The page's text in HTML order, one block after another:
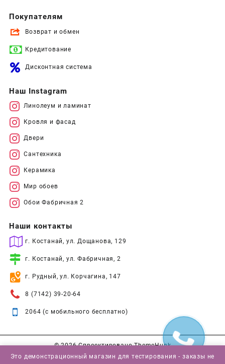
Покупателям
Возврат и обмен
Кредитование
Дисконтная система
Наш Instagram
Линолеум и ламинат
Кровля и фасад
Двери
Сантехника
Керамика
Мир обоев
Обои Фабричная 2
Наши контакты
г. Костанай, ул. Дощанова, 129
г. Костанай, ул. Фабричная, 2
г. Рудный, ул. Корчагина, 147
8 (7142) 39-20-64
2064 (с мобильного бесплатно)
© 2026Спроектировано ThemeHunk
Это демонстрационный магазин для тестирования - заказы не